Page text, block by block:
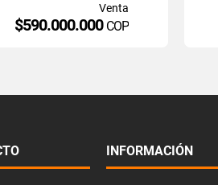
Venta
$590.000.000 COP
INFORMACIÓN